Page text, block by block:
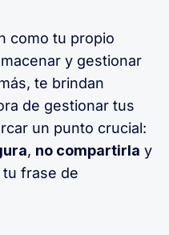
como tu propio
y gestionar
te brindan
de gestionar tus
un punto crucial:
, no compartirla y
frase de